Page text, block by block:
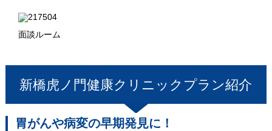
面談ルーム
新橋虎ノ門健康クリニック プラン紹介
胃がんや病変の早期発見に！